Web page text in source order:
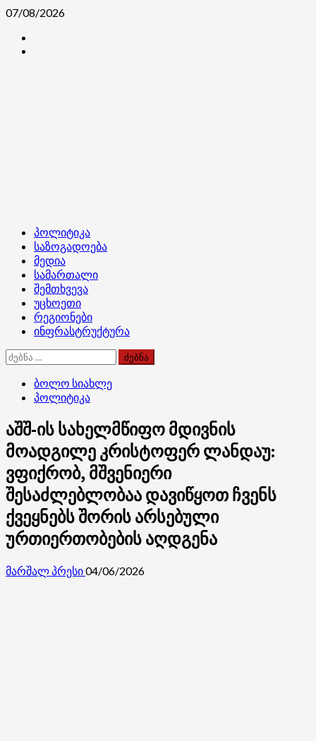
Skip
content
07/08/2026
Primary
Menu
პოლიტიკა
საზოგადოება
მედია
სამართალი
შემთხვევა
უცხოეთი
რეგიონები
ინფრასტრუქტურა
ძებნა:
ბოლო სიახლე
პოლიტიკა
აშშ-ის სახელმწიფო მდივნის
მოადგილე კრისტოფერ ლანდაუ:
ვფიქრობ, მშვენიერი
შესაძლებლობაა დავიწყოთ ჩვენს
ქვეყნებს შორის არსებული
ურთიერთობების აღდგენა
მარშალ პრესი04/06/2026